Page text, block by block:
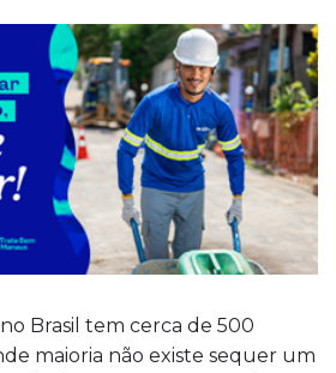
Brasil tem cerca de 500
maioria não existe sequer um